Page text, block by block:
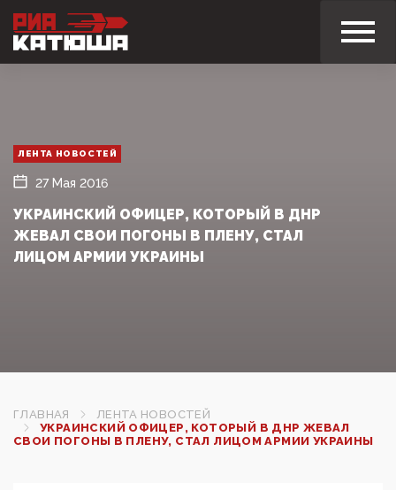
ЛЕНТА НОВОСТЕЙ
27 Мая 2016
УКРАИНСКИЙ ОФИЦЕР, КОТОРЫЙ В ДНР
ЖЕВАЛ СВОИ ПОГОНЫ В ПЛЕНУ, СТАЛ
ЛИЦОМ АРМИИ УКРАИНЫ
ГЛАВНАЯ
ЛЕНТА НОВОСТЕЙ
УКРАИНСКИЙ ОФИЦЕР, КОТОРЫЙ В ДНР ЖЕВАЛ
СВОИ ПОГОНЫ В ПЛЕНУ, СТАЛ ЛИЦОМ АРМИИ УКРАИНЫ